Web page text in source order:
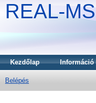
REAL-MS
Kezdőlap Információ
Belépés